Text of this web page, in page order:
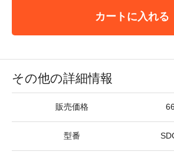
カートに入れる
その他の詳細情報
販売価格
型番